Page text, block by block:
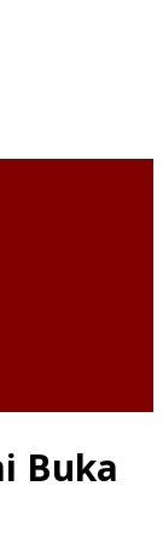
Buka